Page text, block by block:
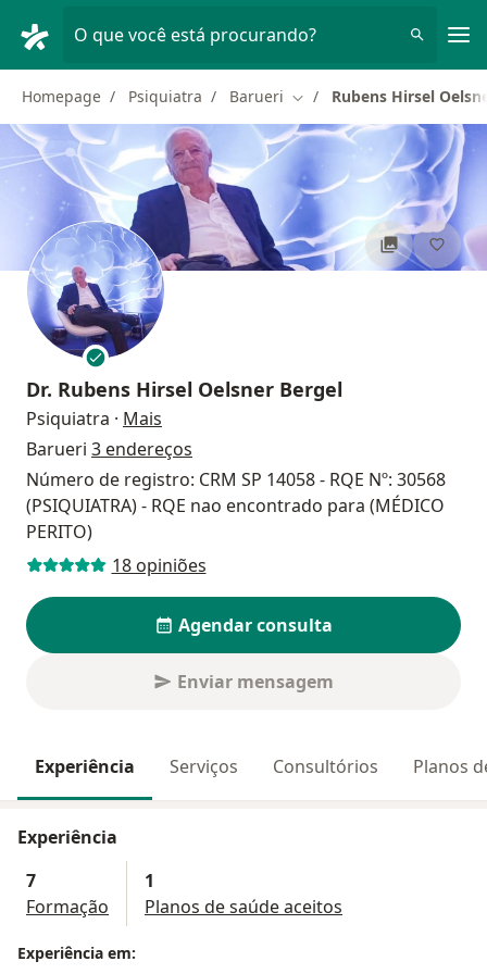
O que você está procurando?
Homepage Psiquiatra Barueri Mudar de cidade
Rubens Hirsel
Dr. Rubens Hirsel Oelsner Bergel
Psiquiatra · Mais
Barueri 3 endereços
Número de registro: CRM SP 14058 - RQE Nº: 30568
(PSIQUIATRA) - RQE nao encontrado para (MÉDICO
PERITO)
18 opiniões
Agendar consulta
Enviar mensagem
Experiência Serviços Consultórios Planos
Experiência
7
Formação
1
Planos de saúde aceitos
Experiência em: